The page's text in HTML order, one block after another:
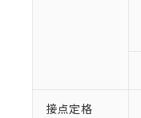
接点定格